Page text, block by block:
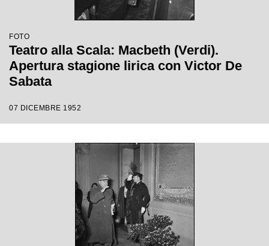
FOTO
Teatro alla Scala: Macbeth (Verdi).
Apertura stagione lirica con Victor De
Sabata
07 DICEMBRE 1952